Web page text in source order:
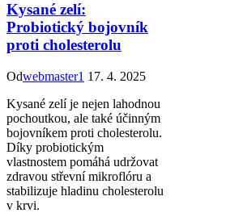
Kysané zelí:
Probiotický bojovník
proti cholesterolu
Odwebmaster1 17. 4. 2025
Kysané zelí je nejen lahodnou
pochoutkou, ale také účinným
bojovníkem proti cholesterolu.
Díky probiotickým
vlastnostem pomáhá udržovat
zdravou střevní mikroflóru a
stabilizuje hladinu cholesterolu
v krvi.